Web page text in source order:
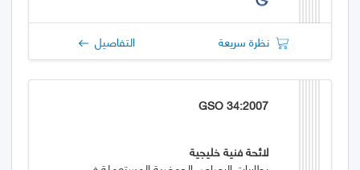
نظرة سريعة التفاصيل
GSO 34:2007
لائحة فنية خليجية